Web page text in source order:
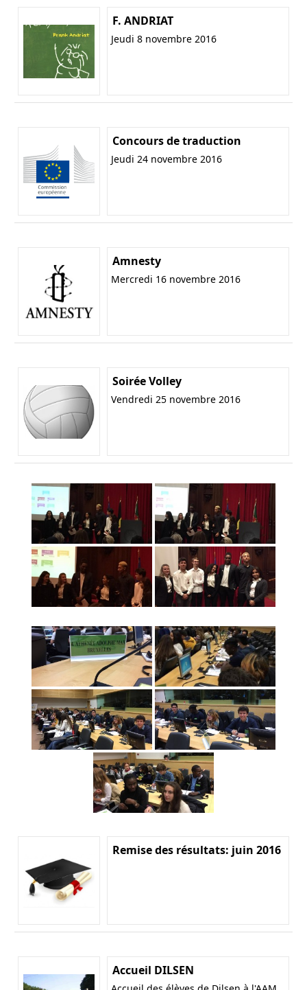
F. ANDRIAT
Jeudi 8 novembre 2016
Concours de traduction
Jeudi 24 novembre 2016
Amnesty
Mercredi 16 novembre 2016
Soirée Volley
Vendredi 25 novembre 2016
Remise des résultats: juin 2016
Accueil DILSEN